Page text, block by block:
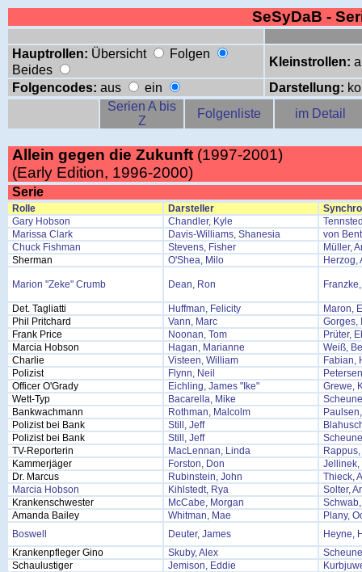
SeSyDaB -
Hauptrollen: Übersicht
Folgen
Beides
Kleinstrollen:
Folgencodes: aus ein Darstellung:
Serien A bis
Z
Folgenliste im Detail
Allein gegen die Zukunft (1997-2001)
(Early Edition, 1996-2000)
Serie
Rolle Darsteller
Gary Hobson
Chandler, Kyle
Marissa Clark
Davis-Williams, Shanesia
von
Chuck Fishman
Stevens, Fisher
Müller,
Sherman
O'Shea, Milo Herzog,
Marion "Zeke" Crumb Dean, Ron
Det. Tagliatti Huffman, Felicity
Maron,
Phil Pritchard
Vann, Marc
Gorges,
Frank Price
Noonan, Tom
Prüter,
Marcia Hobson
Hagan, Marianne
Weiß,
Charlie
Visteen, William
Fabian,
Polizist
Flynn, Neil
Officer O'Grady
Eichling, James "Ike"
Grewe,
Wett-Typ
Bacarella, Mike
Bankwachmann
Rothman, Malcolm
Polizist bei Bank
Still, Jeff
Polizist bei Bank
Still, Jeff
TV-Reporterin
MacLennan, Linda
Kammerjäger
Forston, Don
Jellinek,
Dr. Marcus
Rubinstein, John
Thieck,
Marcia Hobson
Kihlstedt, Rya
Solter,
Krankenschwester
McCabe, Morgan
Amanda Bailey
Whitman, Mae
Plany,
Boswell
Deuter, James
Heyne,
Krankenpfleger Gino
Skuby, Alex
Schaulustiger
Jemison, Eddie